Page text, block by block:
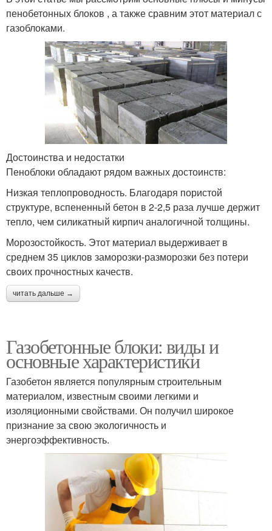
пенобетонных блоков , а также сравним этот материал с
газоблоками.
Достоинства и недостатки
Пеноблоки обладают рядом важных достоинств:
Низкая теплопроводность. Благодаря пористой
структуре, вспененный бетон в 2-2,5 раза лучше держит
тепло, чем силикатный кирпич аналогичной толщины.
Морозостойкость. Этот материал выдерживает в
среднем 35 циклов заморозки-разморозки без потери
своих прочностных качеств.
читать дальше →
Газобетонные блоки: виды и
основные характеристики
Газобетон является популярным строительным
материалом, известным своими легкими и
изоляционными свойствами. Он получил широкое
признание за свою экологичность и
энергоэффективность.